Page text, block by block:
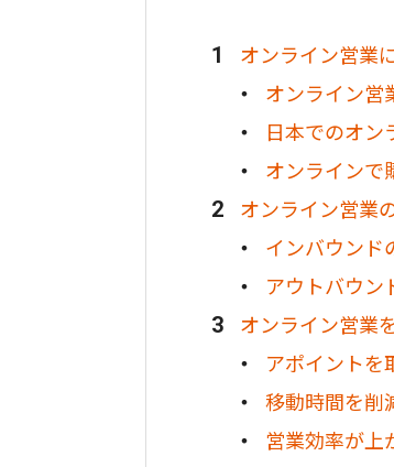
オンライン営業
オンライン営
日本でのオン
オンラインで
オンライン営業
インバウンド
アウトバウン
オンライン営業
アポイントを
移動時間を削
営業効率が上